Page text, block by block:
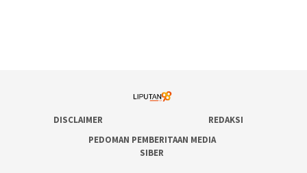
DISCLAIMER
REDAKSI
PEDOMAN PEMBERITAAN MEDIA
SIBER